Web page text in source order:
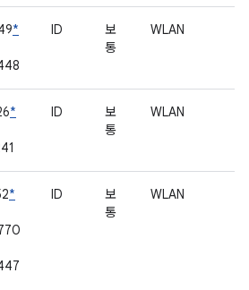
*
ID
보
통
WLAN
*
ID
보
통
WLAN
*
ID
보
통
WLAN